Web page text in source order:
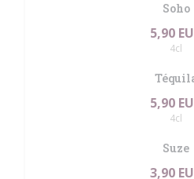
Soho
5,90
4cl
5,90
4cl
Suze
3,90